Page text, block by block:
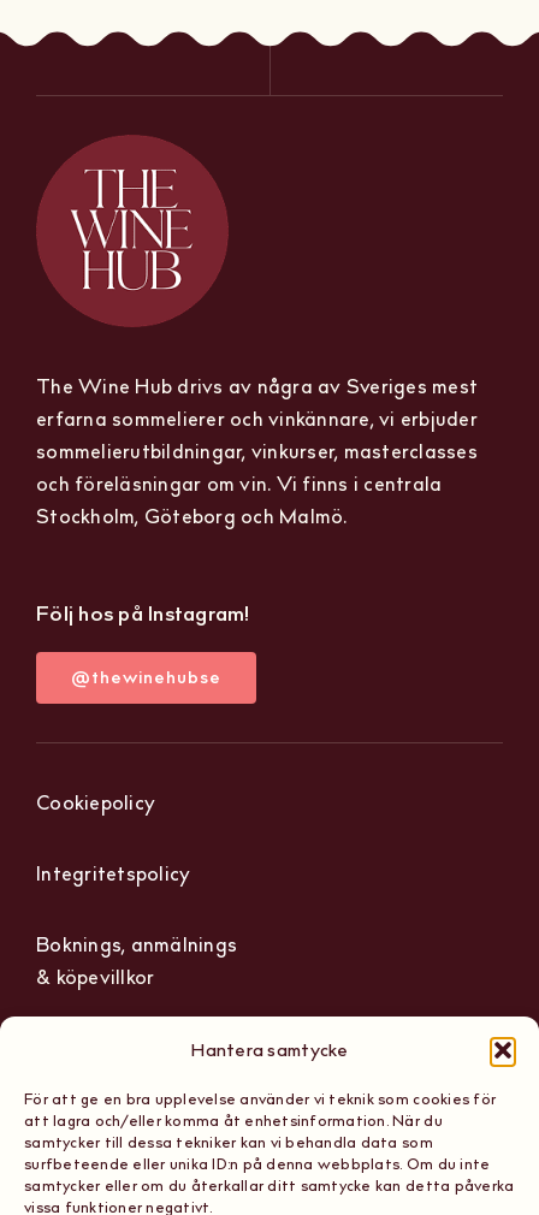
Hantera samtycke
För att ge en bra upplevelse använder vi teknik som cookies för
att lagra och/eller komma åt enhetsinformation. När du
samtycker till dessa tekniker kan vi behandla data som
surfbeteende eller unika ID:n på denna webbplats. Om du inte
samtycker eller om du återkallar ditt samtycke kan detta påverka
vissa funktioner negativt.
The Wine Hub drivs av några av Sveriges mest
erfarna sommelierer och vinkännare, vi erbjuder
sommelierutbildningar, vinkurser, masterclasses
och föreläsningar om vin. Vi finns i centrala
Stockholm, Göteborg och Malmö.
Följ hos på Instagram!
@thewinehubse
Cookiepolicy
Integritetspolicy
Boknings, anmälnings
& köpevillkor
The Wine Hub
Scandinavian School of
Sommeliers AB
Org nummer: 559236-1165
Tel: 08 867 161